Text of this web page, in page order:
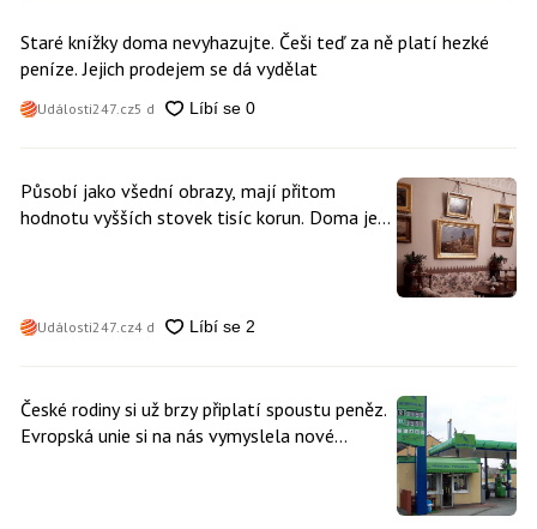
Staré knížky doma nevyhazujte. Češi teď za ně platí hezké
peníze. Jejich prodejem se dá vydělat
Události247.cz5 d
Působí jako všední obrazy, mají přitom
hodnotu vyšších stovek tisíc korun. Doma je
Události247.cz4 d
České rodiny si už brzy připlatí spoustu peněz.
Evropská unie si na nás vymyslela nové